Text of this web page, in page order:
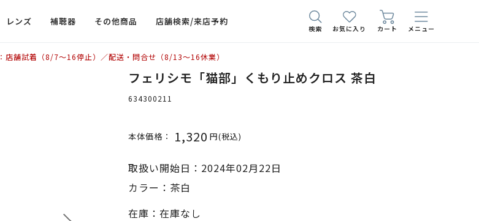
レンズ 補聴器 その他商品 店舗検索/来店予約
検索 お気に入り カート メニュー
店舗試着（8/7〜16停止）／配送・問合せ（8/13〜16休業）
フェリシモ「猫部」くもり止めクロス 茶白
634300211
本体価格： 1,320 円(税込)
取扱い開始日：2024年02月22日
カラー：茶白
在庫：在庫なし